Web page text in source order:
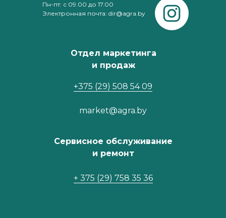
Пн-пт: с 09.00 до 17.00
Электронная почта: dir@agra.by
Отдел маркетинга
и продаж
+375 (29) 508 54 09
market@agra.by
Сервисное обслуживание
и ремонт
+ 375 (29) 758 35 36